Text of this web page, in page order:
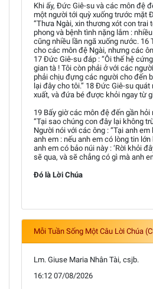
Khi ấy, Đức Giê-su và các môn đệ
một người tới quỳ xuống trước mặt
“Thưa Ngài, xin thương xót con trai
phong và bệnh tình nặng lắm :
cũng nhiều lần ngã xuống nước. 16
cho các môn đệ Ngài, nhưng các
17 Đức Giê-su đáp : “Ôi thế hệ
gian tà ! Tôi còn phải ở với các
phải chịu đựng các người cho đến
lại đây cho tôi.” 18 Đức Giê-su quát
xuất, và đứa bé được khỏi ngay từ
19 Bấy giờ các môn đệ đến gần
“Tại sao chúng con đây lại không
Người nói với các ông : “Tại anh
anh em : nếu anh em có lòng tin
anh em có bảo núi này : ‘Rời khỏi
sẽ qua, và sẽ chẳng có gì mà anh
Đó là Lời Chúa
Mỗi Tuần Sống Một Câu Lời Chúa
Lm. Giuse Maria Nhân Tài, csjb.
16:12 07/08/2026